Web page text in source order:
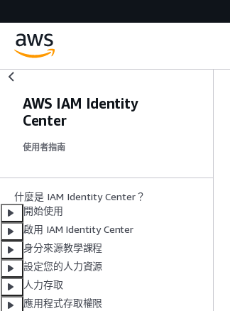
AWS IAM Identity
Center
使用者指南
什麼是 IAM Identity Center？
開始使用
啟用 IAM Identity Center
身分來源教學課程
設定您的人力資源
人力存取
應用程式存取權限